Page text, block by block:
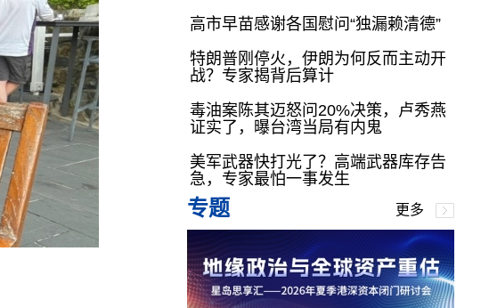
高市早苗感谢各国慰问“独漏赖清德”
特朗普刚停火，伊朗为何反而主动开
战？专家揭背后算计
毒油案陈其迈怒问20%决策，卢秀燕
证实了，曝台湾当局有内鬼
美军武器快打光了？高端武器库存告
急，专家最怕一事发生
专题 更多